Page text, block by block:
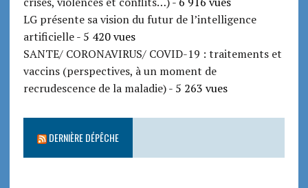
LG présente sa vision du futur de l’intelligence
artificielle- 5 420 vues
SANTE/ CORONAVIRUS/ COVID-19 : traitements et
vaccins (perspectives, à un moment de
recrudescence de la maladie)- 5 263 vues
DERNIÈRE DÉPÊCHE